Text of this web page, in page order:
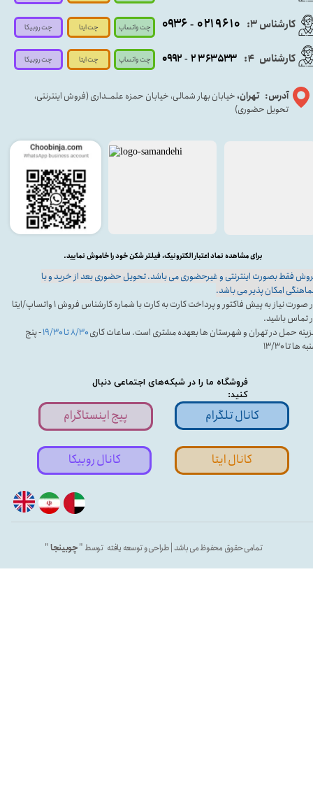
فروشگاه ما را در شبکه‌های اجتماعی دنبال
کنید:
تمامی حقوق محفوظ می باشد | طراحی و توسعه یافته توسط "چوبینجا"
آدرس: تهران، خیابان بهار شمالی، خیابان حمزه علمــداری (فروش اینترنتی،
تحویل حضوری)
کارشناس ۳: ۰۲۱۹۶۱۰ -۰۹۳۶
فقط بصورت اینترنتی و غیرحضوری می باشد. تحویل حضوری بعد از خرید و با
امکان پذیر می باشد.
در صورت نیاز به پیش فاکتور و پرداخت کارت به کارت با شماره کارشناس فروش ۱ واتساپ/ایتا
تماس باشید.
حمل در تهران و شهرستان ها بعهده مشتری است. ساعات کاری۸/۳۰ تا ۱۹/۳۰
- پنج
ها تا ۱۳/۳۰
برای مشاهده نماد اعتبار الکترونیک، فیلتر شکن خود را خاموش نمایید.
پیج اینستاگرام کانال تلگرام
کانال ایتا کانال روبیکا
کارشناس 4
: ۲۳۶۳۵۳۳ - ۰۹۹۲ چت واتساپ
چت واتساپ چت ایتا
چت ایتا
چت روبیکا
چت روبیکا